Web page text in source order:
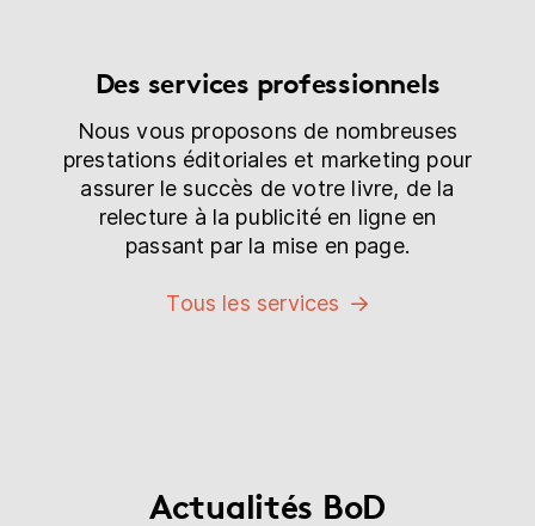
Des services professionnels
Nous vous proposons de nombreuses
prestations éditoriales et marketing pour
assurer le succès de votre livre, de la
relecture à la publicité en ligne en
passant par la mise en page.
Tous les services
Actualités BoD